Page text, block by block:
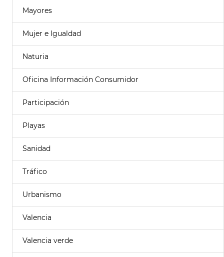
Mayores
Mujer e Igualdad
Naturia
Oficina Información Consumidor
Participación
Playas
Sanidad
Tráfico
Urbanismo
Valencia
Valencia verde